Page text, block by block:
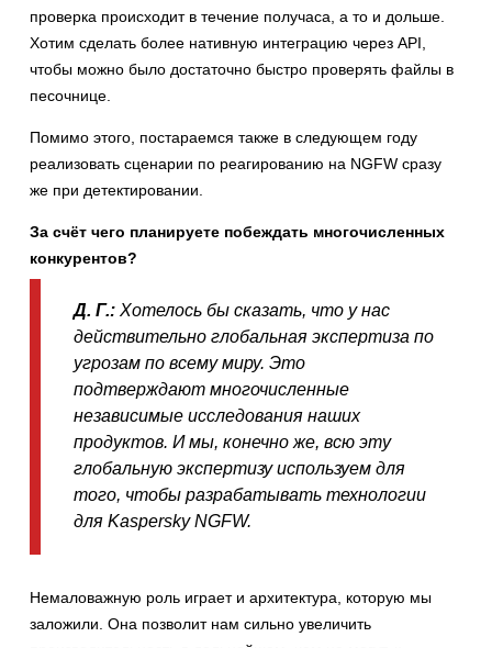
проверка происходит в течение получаса, а то и дольше.
Хотим сделать более нативную интеграцию через API,
чтобы можно было достаточно быстро проверять файлы в
песочнице.
Помимо этого, постараемся также в следующем году
реализовать сценарии по реагированию на NGFW сразу
же при детектировании.
За счёт чего планируете побеждать многочисленных
конкурентов?
Д. Г.: Хотелось бы сказать, что у нас
действительно глобальная экспертиза по
угрозам по всему миру. Это
подтверждают многочисленные
независимые исследования наших
продуктов. И мы, конечно же, всю эту
глобальную экспертизу используем для
того, чтобы разрабатывать технологии
для Kaspersky NGFW.
Немаловажную роль играет и архитектура, которую мы
заложили. Она позволит нам сильно увеличить